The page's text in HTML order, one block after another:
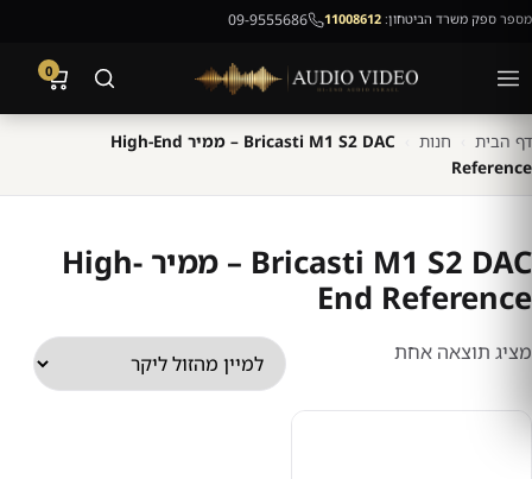
מספר ספק משרד הביטחון: 11008612
09-9555686
0
דף הבית חנות
Bricasti M1 S2 DAC – ממיר High-End
Reference
Bricasti M1 S2 DAC – ממיר High-
End Reference
מציג תוצאה אחת